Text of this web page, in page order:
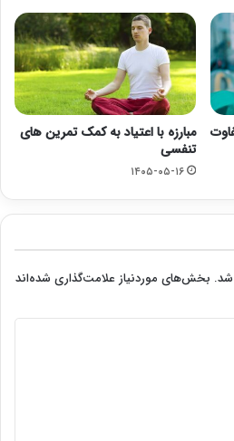
مبارزه با اعتیاد به کمک تمرین های
تنفسی
۱۴۰۵-۰۵-۱۶
شد. بخش‌های موردنیاز علامت‌گذاری شده‌اند